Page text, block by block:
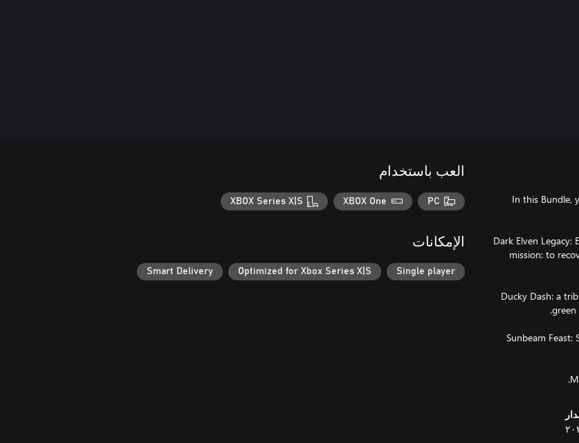
In this Bundle,
Dark Elven Legacy:
mission: to
Ducky Dash: a
Sunbeam Feast:
العب باستخدام
PC
XBOX One
XBOX Series X|S
الإمكانات
Single player
Optimized for Xbox Series X|S
Smart Delivery